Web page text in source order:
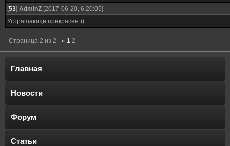
[53] AdminZ [2017-06-20, 6:20:05]
Устрашающе прекрасен ))
Страница 2 из 2 « 1 2
Главная
Новости
Форум
Статьи